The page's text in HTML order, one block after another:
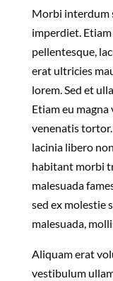
Morbi interdum
imperdiet.
pellentesque,
erat ultricies
lorem. Sed et
Etiam eu
venenatis
lacinia libero
habitant morbi
malesuada
sed ex molestie
malesuada,
Aliquam erat
vestibulum